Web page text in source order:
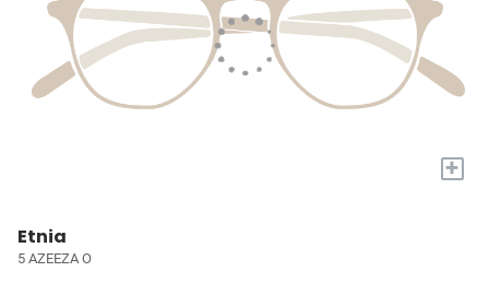
+
Etnia
5 AZEEZA O